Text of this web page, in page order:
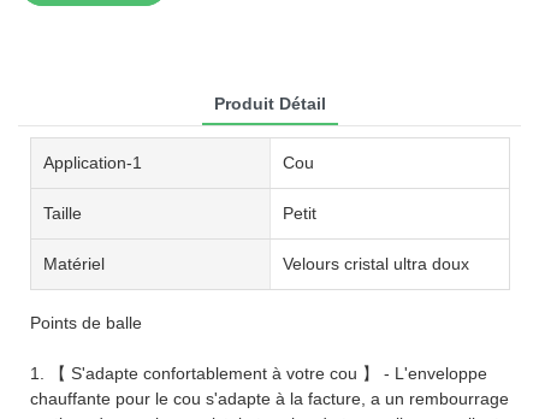
Produit Détail
Application-1 Cou
Taille Petit
Matériel Velours cristal ultra doux
Points de balle
1. 【 S'adapte confortablement à votre cou 】 - L'enveloppe
chauffante pour le cou s'adapte à la facture, a un rembourrage